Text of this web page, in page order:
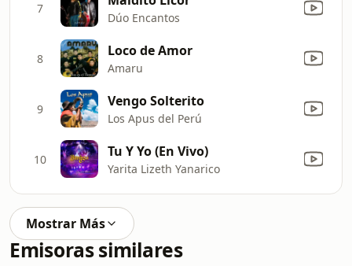
7
Dúo Encantos
8 Loco de Amor
Amaru
9 Vengo Solterito
Los Apus del Perú
10 Tu Y Yo (En Vivo)
Yarita Lizeth Yanarico
Mostrar Más
Emisoras similares